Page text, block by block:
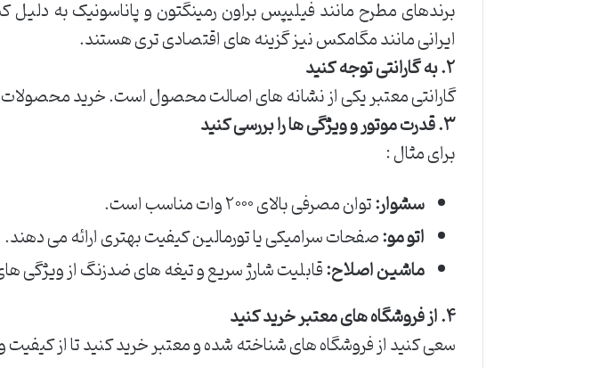
برندهای مطرح مانند فیلیپس براون رمینگتون و پاناسونیک به
ایرانی مانند مگامکس نیز گزینه های اقتصادی تری هستند.
۲. به گارانتی توجه کنید
گارانتی معتبر یکی از نشانه های اصالت محصول است. خرید
۳. قدرت موتور و ویژگی ها را بررسی کنید
برای مثال :
سشوار:توان مصرفی بالای ۲۰۰۰ وات مناسب است.
اتو مو:صفحات سرامیکی یا تورمالین کیفیت بهتری ارائه می دهند.
ماشین اصلاح:قابلیت شارژ سریع و تیغه های ضدزنگ از ویژگی
۴. از فروشگاه های معتبر خرید کنید
سعی کنید از فروشگاه های شناخته شده و معتبر خرید کنید تا از